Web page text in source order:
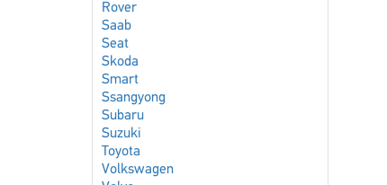
Rover
Saab
Seat
Skoda
Smart
Ssangyong
Subaru
Suzuki
Toyota
Volkswagen